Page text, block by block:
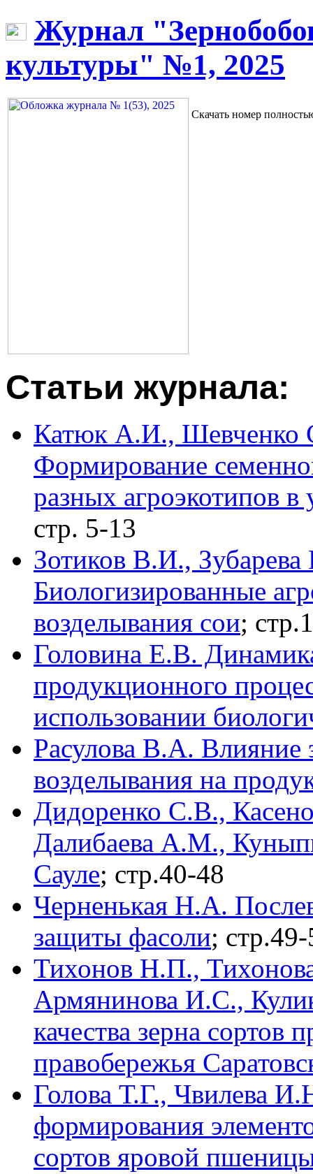
Журнал
культуры" №1, 2025
Скачать номер
Статьи журнала:
Катюк А.И., Шевченко
Формирование
разных агроэкотипов
стр. 5-13
Зотиков В.И.,
Биологизированные
возделывания сои;
Головина Е.В.
продукционного
использовании
Расулова В.А. Влияние
возделывания на
Дидоренко С.В.,
Далибаева А.М.,
Сауле; стр.40-48
Черненькая Н.А.
защиты фасоли;
Тихонов Н.П.,
Армянинова И.С.,
качества зерна сортов
правобережья
Голова Т.Г., Чвилева
формирования
сортов яровой